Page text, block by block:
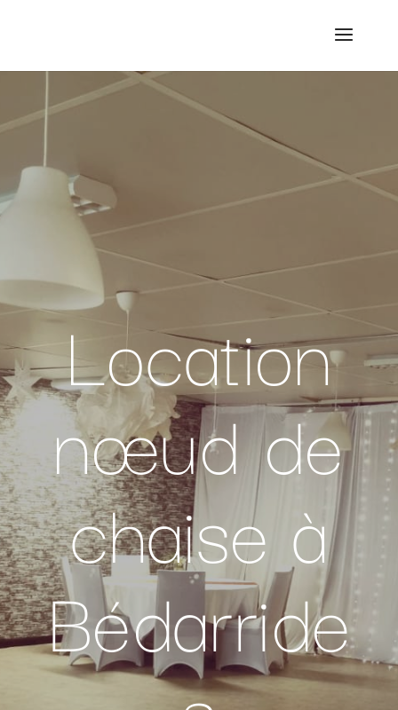
Location
nœud de
chaise à
Bédarride